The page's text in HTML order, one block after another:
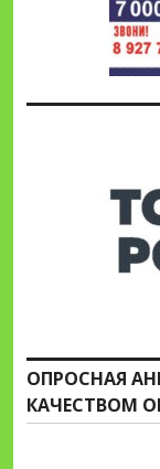
ОПРОСНАЯ
КАЧЕСТВОМ